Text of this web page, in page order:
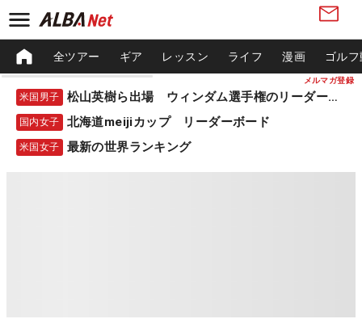
メルマガ登録
全ツアー ギア レッスン ライフ 漫画 ゴル
米国男子 松山英樹ら出場 ウィンダム選手権のリーダーボード
国内女子 北海道meijiカップ リーダーボード
米国女子 最新の世界ランキング